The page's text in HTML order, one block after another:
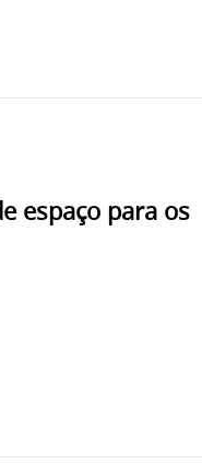
espaço para os